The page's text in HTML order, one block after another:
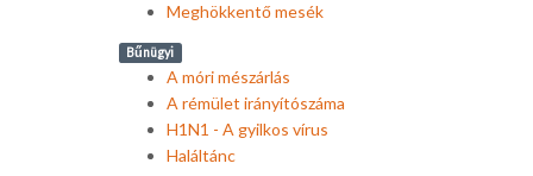
Meghökkentő mesék
Bűnügyi
A móri mészárlás
A rémület irányítószáma
H1N1 - A gyilkos vírus
Haláltánc